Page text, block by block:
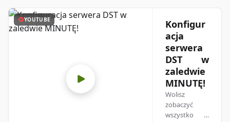
YOUTUBE
Konfigur
acja
serwera
DST w
zaledwie
MINUTĘ!
Wolisz
zobaczyć
wszystko w